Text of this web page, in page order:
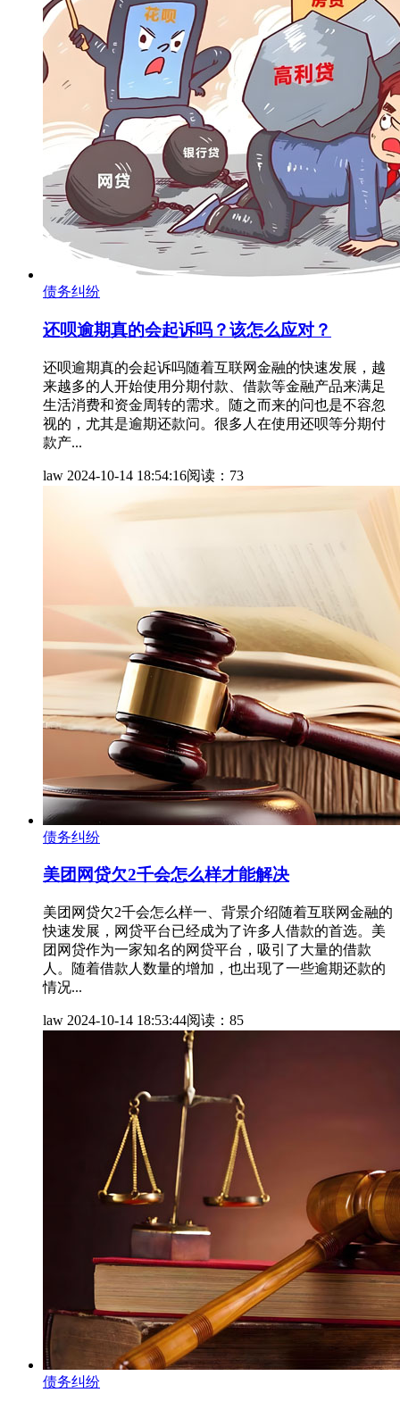
债务纠纷
还呗逾期真的会起诉吗？该怎么应对？
还呗逾期真的会起诉吗随着互联网金融的快速发展，越
来越多的人开始使用分期付款、借款等金融产品来满足
生活消费和资金周转的需求。随之而来的问也是不容忽
视的，尤其是逾期还款问。很多人在使用还呗等分期付
款产...
law 2024-10-14 18:54:16阅读：73
债务纠纷
美团网贷欠2千会怎么样才能解决
美团网贷欠2千会怎么样一、背景介绍随着互联网金融的
快速发展，网贷平台已经成为了许多人借款的首选。美
团网贷作为一家知名的网贷平台，吸引了大量的借款
人。随着借款人数量的增加，也出现了一些逾期还款的
情况...
law 2024-10-14 18:53:44阅读：85
债务纠纷